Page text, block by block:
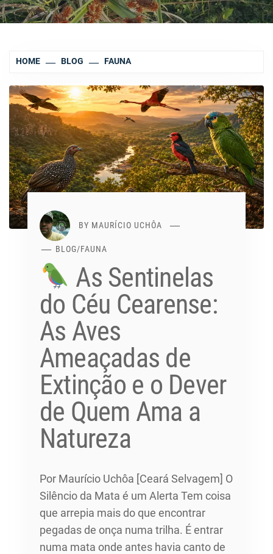
HOME BLOG FAUNA
BY MAURÍCIO UCHÔA
BLOG/FAUNA
As Sentinelas
do Céu Cearense:
As Aves
Ameaçadas de
Extinção e o Dever
de Quem Ama a
Natureza
Por Maurício Uchôa [Ceará Selvagem] O
Silêncio da Mata é um Alerta Tem coisa
que arrepia mais do que encontrar
pegadas de onça numa trilha. É entrar
numa mata onde antes havia canto de